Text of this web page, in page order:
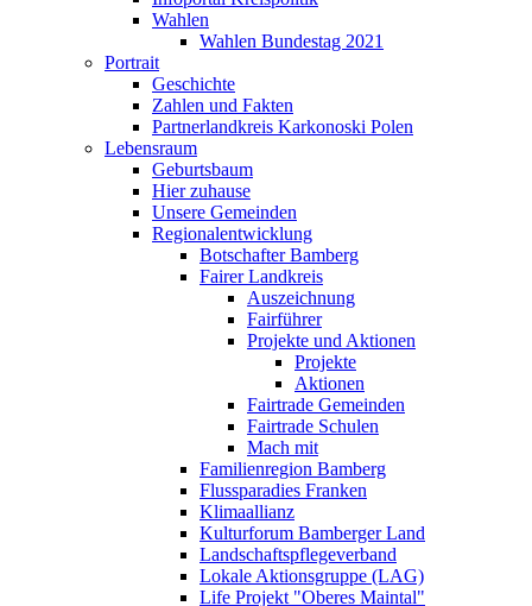
Wahlen
Wahlen Bundestag 2021
Portrait
Geschichte
Zahlen und Fakten
Partnerlandkreis Karkonoski Polen
Lebensraum
Geburtsbaum
Hier zuhause
Unsere Gemeinden
Regionalentwicklung
Botschafter Bamberg
Fairer Landkreis
Auszeichnung
Fairführer
Projekte und Aktionen
Projekte
Aktionen
Fairtrade Gemeinden
Fairtrade Schulen
Mach mit
Familienregion Bamberg
Flussparadies Franken
Klimaallianz
Kulturforum Bamberger Land
Landschaftspflegeverband
Lokale Aktionsgruppe (LAG)
Life Projekt "Oberes Maintal"